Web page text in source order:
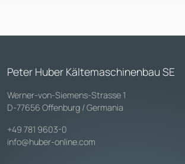
Peter Huber Kältemaschinenbau SE
Werner-von-Siemens-Strasse 1
D-77656 Offenburg / Germania
+49 781 9603-0
info@huber-online.com